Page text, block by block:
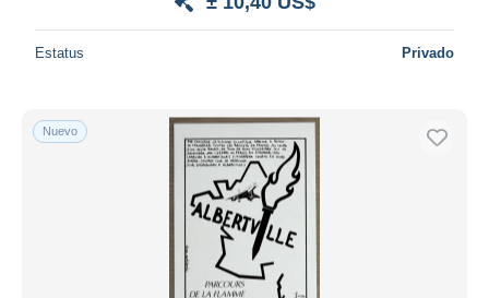
Estatus Privado
Nuevo